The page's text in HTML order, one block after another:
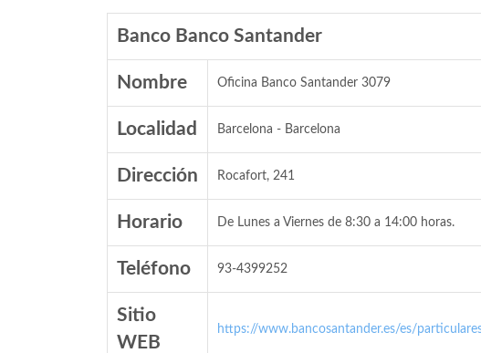
Banco Banco Santander
Nombre Oficina Banco Santander 3079
Localidad Barcelona - Barcelona
Dirección Rocafort, 241
Horario De Lunes a Viernes de 8:30 a 14:00 horas.
Teléfono 93-4399252
Sitio
WEB
https://www.bancosantander.es/es/